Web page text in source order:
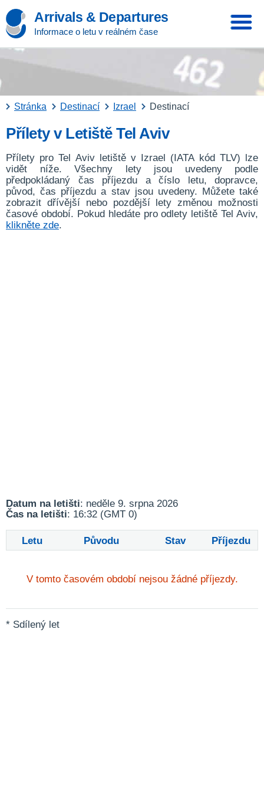
Arrivals & Departures
Informace o letu v reálném čase
Stránka Destinací Izrael Destinací
Přílety v Letiště Tel Aviv
Přílety pro Tel Aviv letiště v Izrael (IATA kód TLV) lze
vidět níže. Všechny lety jsou uvedeny podle
předpokládaný čas příjezdu a číslo letu, dopravce,
původ, čas příjezdu a stav jsou uvedeny. Můžete také
zobrazit dřívější nebo pozdější lety změnou možnosti
časové období. Pokud hledáte pro odlety letiště Tel Aviv,
klikněte zde.
Datum na letišti: neděle 9. srpna 2026
Čas na letišti: 16:32 (GMT 0)
Letu Původu Stav Příjezdu
V tomto časovém období nejsou žádné příjezdy.
* Sdílený let